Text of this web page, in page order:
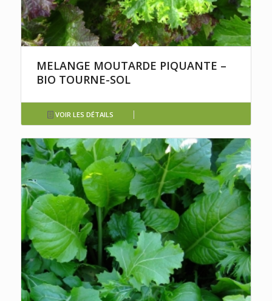
MELANGE MOUTARDE PIQUANTE –
BIO TOURNE-SOL
VOIR LES DÉTAILS